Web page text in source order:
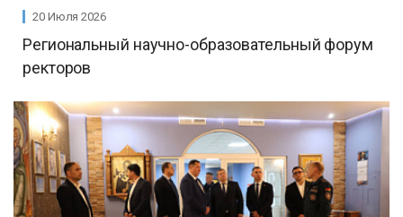
20 Июля 2026
Региональный научно-образовательный форум
ректоров